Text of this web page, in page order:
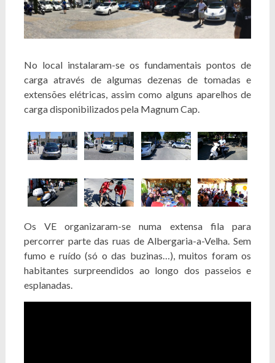
No local instalaram-se os fundamentais pontos de
carga através de algumas dezenas de tomadas e
extensões elétricas, assim como alguns aparelhos de
carga disponibilizados pela Magnum Cap.
Os VE organizaram-se numa extensa fila para
percorrer parte das ruas de Albergaria-a-Velha. Sem
fumo e ruído (só o das buzinas…), muitos foram os
habitantes surpreendidos ao longo dos passeios e
esplanadas.